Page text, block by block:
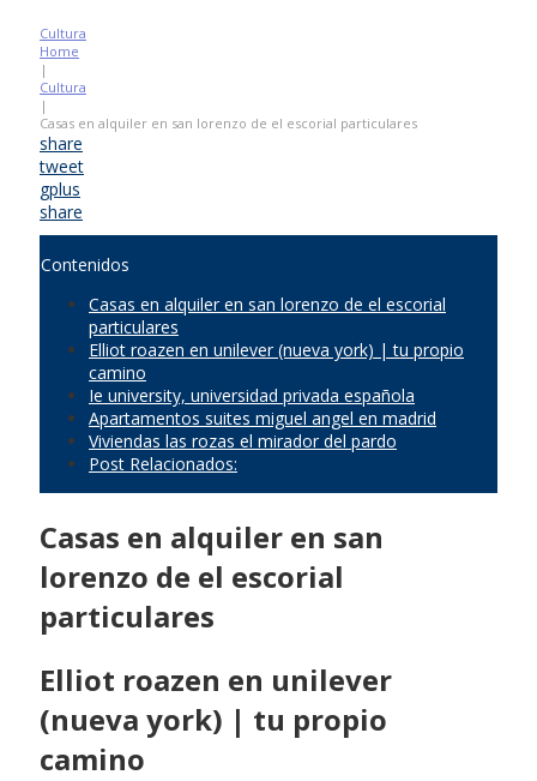
Cultura
Home
|
Cultura
|
Casas en alquiler en san lorenzo de el escorial particulares
share
tweet
gplus
share
Contenidos
Casas en alquiler en san lorenzo de el escorial
particulares
Elliot roazen en unilever (nueva york) | tu propio
camino
Ie university, universidad privada española
Apartamentos suites miguel angel en madrid
Viviendas las rozas el mirador del pardo
Post Relacionados:
Casas en alquiler en san
lorenzo de el escorial
particulares
Elliot roazen en unilever
(nueva york) | tu propio
camino